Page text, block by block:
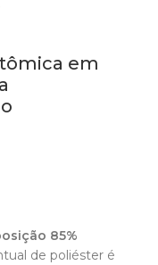
em
85%
de poliéster é